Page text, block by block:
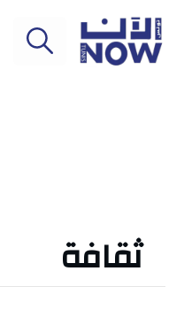
ثقافة